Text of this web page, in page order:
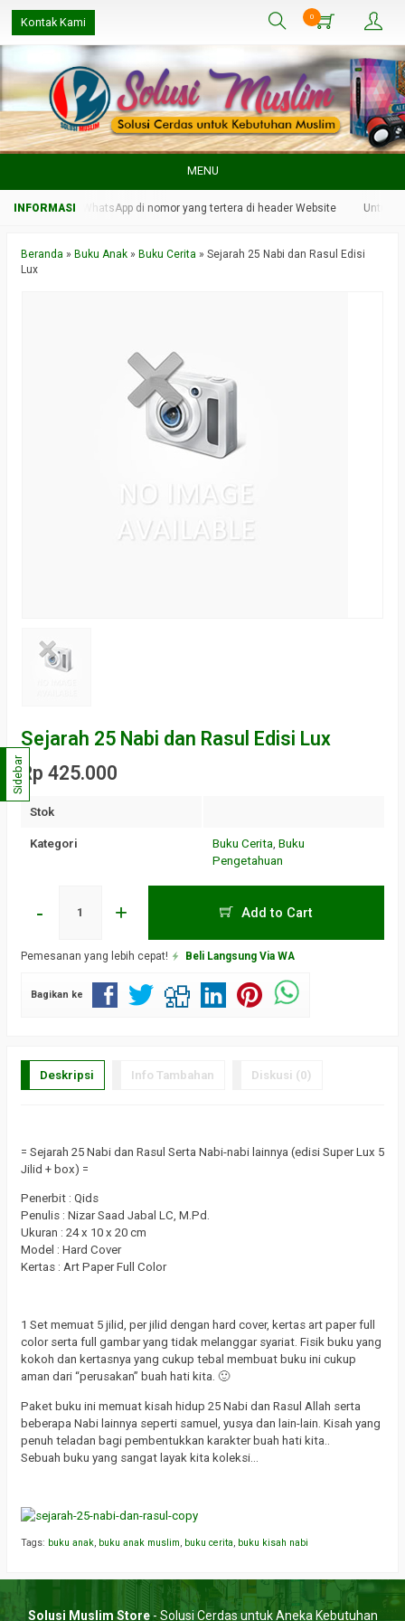
Kontak Kami 0
MENU
melalui WhatsApp di nomor yang tertera di header Website Untuk
Beranda » Buku Anak » Buku Cerita » Sejarah 25 Nabi dan Rasul Edisi
Lux
Sejarah 25 Nabi dan Rasul Edisi Lux
Rp 425.000
Stok
Kategori Buku Cerita, Buku
Pengetahuan
- + Add to Cart
Pemesanan yang lebih cepat! Beli Langsung Via WA
Bagikan ke
Deskripsi Info Tambahan Diskusi (0)
= Sejarah 25 Nabi dan Rasul Serta Nabi-nabi lainnya (edisi Super Lux 5
Jilid + box) =
Penerbit : Qids
Penulis : Nizar Saad Jabal LC, M.Pd.
Ukuran : 24 x 10 x 20 cm
Model : Hard Cover
Kertas : Art Paper Full Color
1 Set memuat 5 jilid, per jilid dengan hard cover, kertas art paper full
color serta full gambar yang tidak melanggar syariat. Fisik buku yang
kokoh dan kertasnya yang cukup tebal membuat buku ini cukup
aman dari “perusakan” buah hati kita. 🙂
Paket buku ini memuat kisah hidup 25 Nabi dan Rasul Allah serta
beberapa Nabi lainnya seperti samuel, yusya dan lain-lain. Kisah yang
penuh teladan bagi pembentukkan karakter buah hati kita..
Sebuah buku yang sangat layak kita koleksi…
Tags: buku anak, buku anak muslim, buku cerita, buku kisah nabi
Sidebar
Solusi Muslim Store- Solusi Cerdas untuk Aneka Kebutuhan